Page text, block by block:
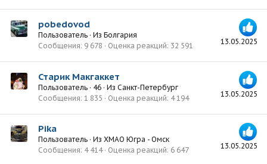
13.05.2025
pobedovod
Пользователь · Из Болгария
Сообщения 9 678 Оценка реакций 32 591
13.05.2025
Старик Макгаккет
Пользователь · 46 · Из Санкт-Петербург
Сообщения 1 835 Оценка реакций 4 194
13.05.2025
Pika
Пользователь · Из ХМАО Югра - Омск
Сообщения 4 414 Оценка реакций 6 647